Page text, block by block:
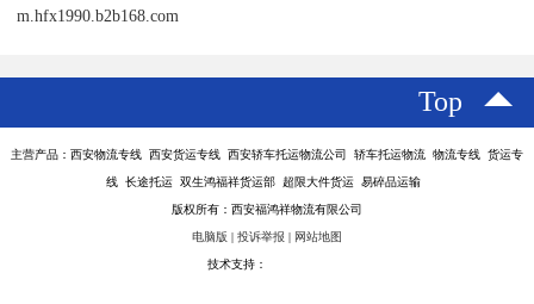
m.hfx1990.b2b168.com
Top
主营产品：西安物流专线 西安货运专线 西安轿车托运物流公司 轿车托运物流 物流专线 货运专
线 长途托运 双生鸿福祥货运部 超限大件货运 易碎品运输
版权所有：西安福鸿祥物流有限公司
电脑版 | 投诉举报 | 网站地图
技术支持：